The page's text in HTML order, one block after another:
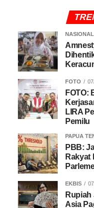
NASIONAL
FOTO
FOTO:
LIRA
Pemilu
PAPUA
PBB:
Rakyat
EKBIS
Asia